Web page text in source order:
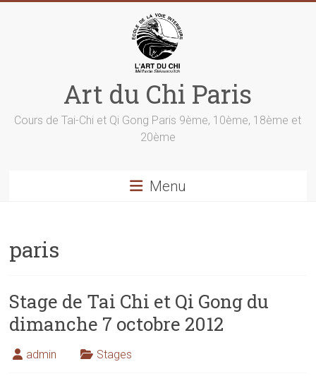
Art du Chi Paris
Cours de Tai-Chi et Qi Gong Paris 9ème, 10ème, 18ème et
20ème
Menu
paris
Stage de Tai Chi et Qi Gong du
dimanche 7 octobre 2012
admin Stages